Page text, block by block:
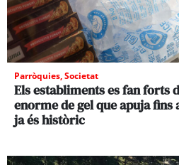
Parròquies,Societat
Els establiments es fan forts
enorme de gel que apuja
ja és històric